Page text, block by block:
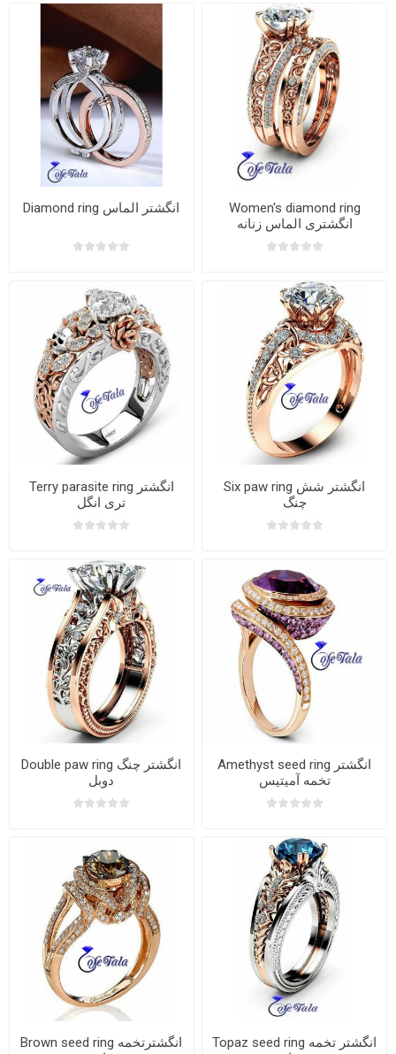
Diamond ring انگشتر الماس
Women's diamond ring
انگشتری الماس زنانه
Terry parasite ring انگشتر
تری انگل
Six paw ring انگشتر شش
چنگ
Double paw ring انگشتر چنگ
دوبل
Amethyst seed ring انگشتر
تخمه آمیتیس
Brown seed ring انگشترتخمه
Topaz seed ring انگشتر تخمه